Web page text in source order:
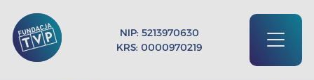
NIP: 5213970630
KRS: 0000970219